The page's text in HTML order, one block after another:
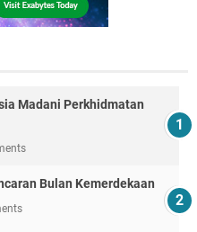
Madani Perkhidmatan
Bulan Kemerdekaan